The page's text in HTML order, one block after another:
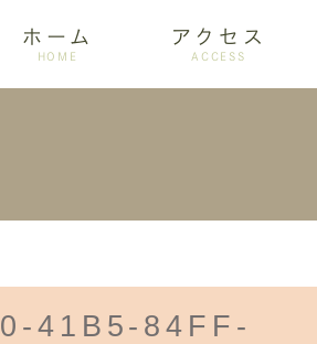
ホーム
HOME
アクセス
ACCESS
訪問歯科 歯周病
設備紹介 アクセス
グ
41B5-84FF-